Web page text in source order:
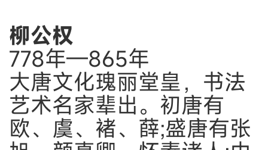
柳公权
778年—865年
大唐文化瑰丽堂皇，书法
艺术名家辈出。初唐有
欧、虞、褚、薛;盛唐有张